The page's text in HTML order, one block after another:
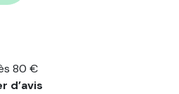
80 €
d’avis